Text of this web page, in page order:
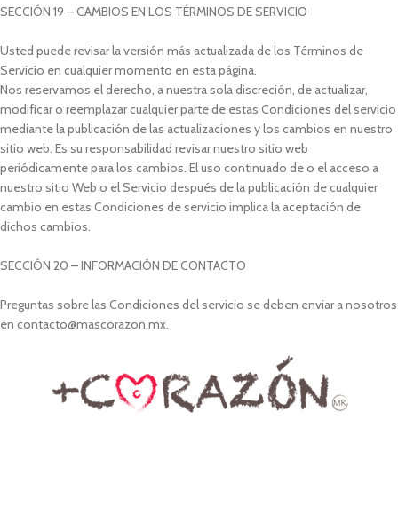
SECCIÓN 19 – CAMBIOS EN LOS TÉRMINOS DE SERVICIO
Usted puede revisar la versión más actualizada de los Términos de
Servicio en cualquier momento en esta página.
Nos reservamos el derecho, a nuestra sola discreción, de actualizar,
modificar o reemplazar cualquier parte de estas Condiciones del servicio
mediante la publicación de las actualizaciones y los cambios en nuestro
sitio web. Es su responsabilidad revisar nuestro sitio web
periódicamente para los cambios. El uso continuado de o el acceso a
nuestro sitio Web o el Servicio después de la publicación de cualquier
cambio en estas Condiciones de servicio implica la aceptación de
dichos cambios.
SECCIÓN 20 – INFORMACIÓN DE CONTACTO
Preguntas sobre las Condiciones del servicio se deben enviar a nosotros
en contacto@mascorazon.mx.